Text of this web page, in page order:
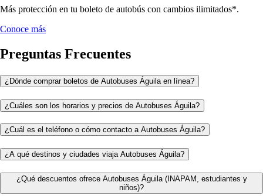
Más protección en tu boleto de autobús con cambios ilimitados*.
Conoce más
Preguntas Frecuentes
¿Dónde comprar boletos de Autobuses Águila en línea?
¿Cuáles son los horarios y precios de Autobuses Águila?
¿Cuál es el teléfono o cómo contacto a Autobuses Águila?
¿A qué destinos y ciudades viaja Autobuses Águila?
¿Qué descuentos ofrece Autobuses Águila (INAPAM, estudiantes y
niños)?